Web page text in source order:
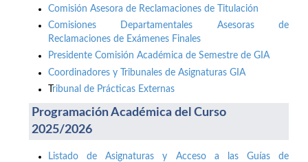
Comisión Asesora de Reclamaciones de Titulación
Comisiones Departamentales Asesoras de
Reclamaciones de Exámenes Finales
Presidente Comisión Académica de Semestre de GIA
Coordinadores y Tribunales de Asignaturas GIA
ribunal de Prácticas Externas
Programación Académica del Curso
2025/2026
Listado de Asignaturas y Acceso a las Guías de